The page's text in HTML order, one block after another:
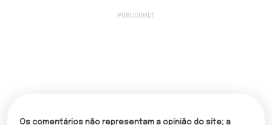
Os comentários não representam a opinião do site; a